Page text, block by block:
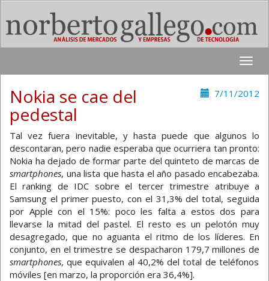
Toggle
7/11/2012
Nokia se cae del
pedestal
Tal vez fuera inevitable, y hasta puede que algunos lo
descontaran, pero nadie esperaba que ocurriera tan pronto:
Nokia ha dejado de formar parte del quinteto de marcas de
smartphones, una lista que hasta el año pasado encabezaba.
El ranking de IDC sobre el tercer trimestre atribuye a
Samsung el primer puesto, con el 31,3% del total, seguida
por Apple con el 15%: poco les falta a estos dos para
llevarse la mitad del pastel. El resto es un pelotón muy
desagregado, que no aguanta el ritmo de los líderes. En
conjunto, en el trimestre se despacharon 179,7 millones de
smartphones, que equivalen al 40,2% del total de teléfonos
móviles [en marzo, la proporción era 36,4%].